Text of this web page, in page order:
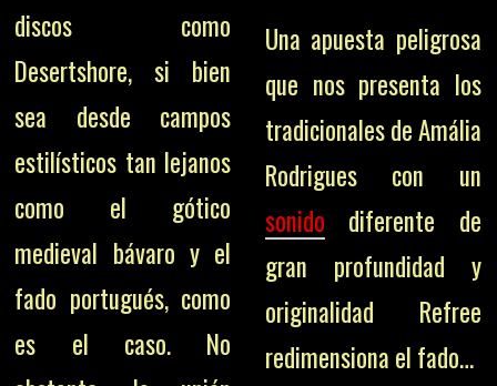
discos como
Desertshore, si bien
sea desde campos
estilísticos tan lejanos
como el gótico
medieval bávaro y el
fado portugués, como
es el caso. No
Una apuesta peligrosa
que nos presenta los
tradicionales de Amália
Rodrigues con un
sonido diferente de
gran profundidad y
originalidad Refree
redimensiona el fado…